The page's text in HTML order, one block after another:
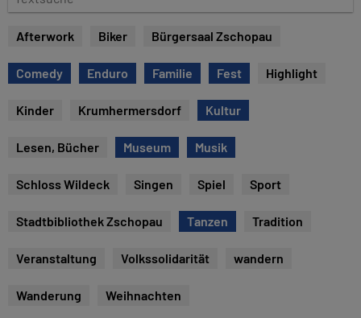
e
s
u
Afterwork Biker Bürgersaal Zschopau
Comedy Enduro Familie Fest Highlight
Kinder Krumhermersdorf Kultur
Lesen, Bücher Museum Musik
Schloss Wildeck Singen Spiel Sport
Stadtbibliothek Zschopau Tanzen Tradition
Veranstaltung Volkssolidarität wandern
Wanderung Weihnachten